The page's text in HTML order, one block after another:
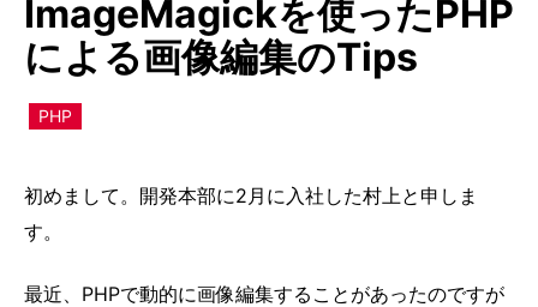
ImageMagickを使ったPHP
による画像編集のTips
PHP
初めまして。開発本部に2月に入社した村上と申しま
す。
最近、PHPで動的に画像編集することがあったのですが